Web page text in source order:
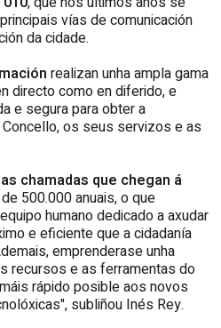
vías de comunicación
da cidade.
realizan unha ampla gama
directo como en diferido, e
e segura para obter a
os seus servizos e as
chamadas que chegan á
500.000 anuais, o que
humano dedicado a axudar
e eficiente que a cidadanía
emprenderase unha
recursos e as ferramentas do
rápido posible aos novos
subliñou Inés Rey.